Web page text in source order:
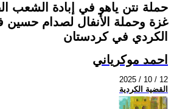
حملة نتن ياهو في إبادة الشعب
غزة وحملة الأنفال لصدام حسين
الكردي في كردستان
احمد موكرياني
2025 / 10 / 12
القضية الكردية